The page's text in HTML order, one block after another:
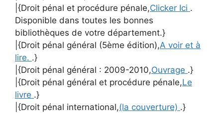
|{Droit pénal et procédure pénale,Clicker Ici .
Disponible dans toutes les bonnes
bibliothèques de votre département.}
|{Droit pénal général (5ème édition),A voir et à
lire. .}
|{Droit pénal général : 2009-2010,Ouvrage .}
|{Droit pénal général et procédure pénale,Le
livre .}
|{Droit pénal international,(la couverture) .}